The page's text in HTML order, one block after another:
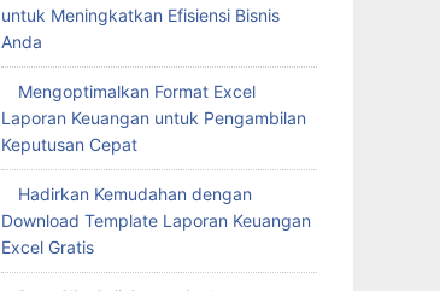
untuk Meningkatkan Efisiensi Bisnis
Anda
Mengoptimalkan Format Excel
Laporan Keuangan untuk Pengambilan
Keputusan Cepat
Hadirkan Kemudahan dengan
Download Template Laporan Keuangan
Excel Gratis